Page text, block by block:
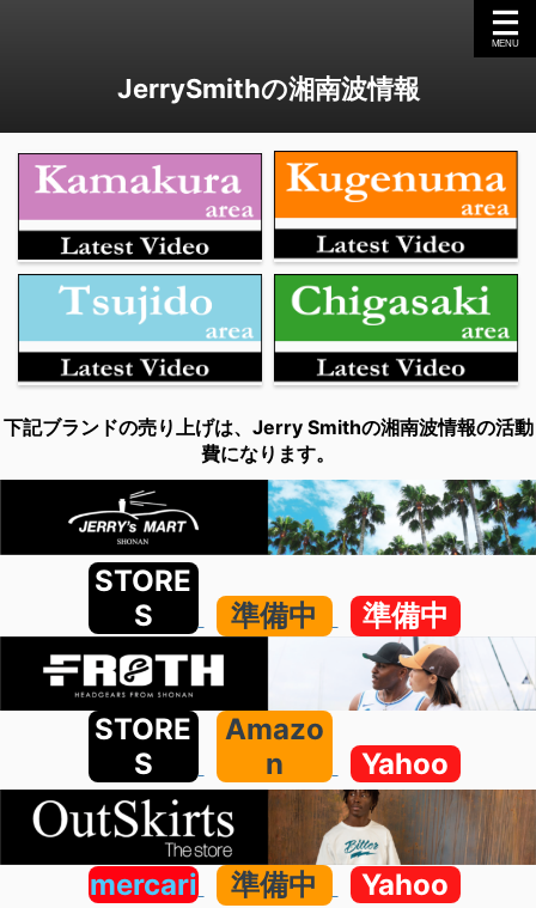
JerrySmithの湘南波情報
下記ブランドの売り上げは、Jerry Smithの湘南波情報の活動
費になります。
STORE
S
準備中 準備中
STORE
S
Amazo
n
Yahoo
mercari 準備中 Yahoo